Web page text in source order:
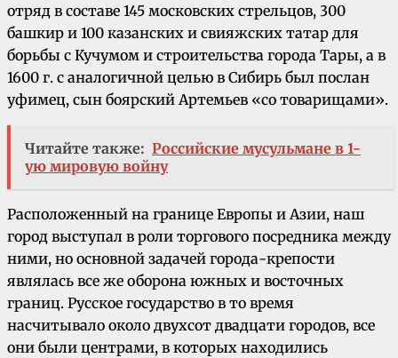
отряд в составе 145 московских стрельцов, 300
башкир и 100 казанских и свияжских татар для
борьбы с Кучумом и строительства города Тары, а в
1600 г. с аналогичной целью в Сибирь был послан
уфимец, сын боярский Артемьев «со товарищами».
Читайте также: Российские мусульмане в 1-
ую мировую войну
Расположенный на границе Европы и Азии, наш
город выступал в роли торгового посредника между
ними, но основной задачей города-крепости
являлась все же оборона южных и восточных
границ. Русское государство в то время
насчитывало около двухсот двадцати городов, все
они были центрами, в которых находились